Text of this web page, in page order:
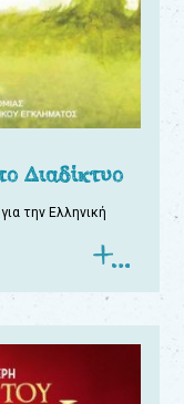
Διαδίκτυο
την Ελληνική